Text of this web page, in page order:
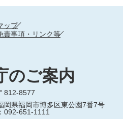
ップ
責事項・リンク等
のご案内
812-8577
岡県福岡市博多区東公園7番7号
092-651-1111